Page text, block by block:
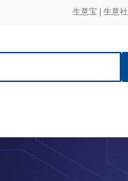
生意宝 生意社